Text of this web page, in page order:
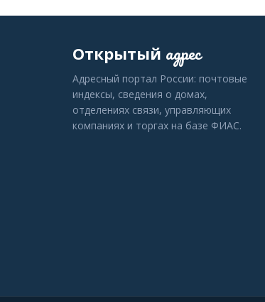
Открытый адрес
Адресный портал России: почтовые
индексы, сведения о домах,
отделениях связи, управляющих
компаниях и торгах на базе ФИАС.